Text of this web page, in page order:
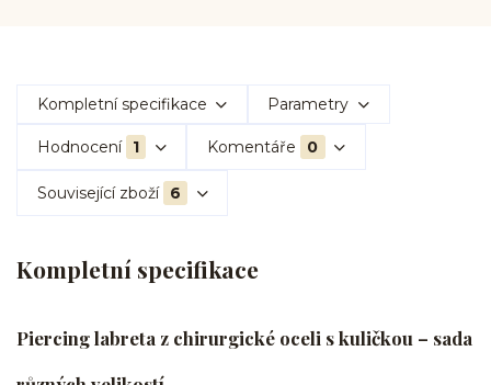
Kompletní specifikace Parametry
Hodnocení 1 Komentáře 0
Související zboží 6
Kompletní specifikace
Piercing labreta z chirurgické oceli s kuličkou – sada